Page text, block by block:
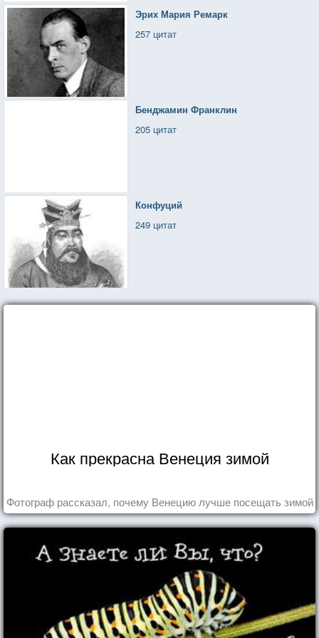
Приобнять за плечи и поставить чай.
Эрих Мария Ремарк
257 цитат
Бенджамин Франклин
205 цитат
Конфуций
249 цитат
Как прекрасна Венеция зимой
Фотограф рассказал, почему Венецию лучше посещать зимой